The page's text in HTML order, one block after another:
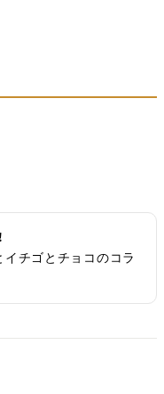
イチゴとチョコのコラ